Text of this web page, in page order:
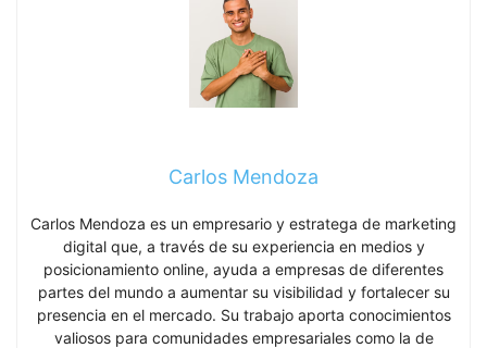
Carlos Mendoza
Carlos Mendoza es un empresario y estratega de marketing
digital que, a través de su experiencia en medios y
posicionamiento online, ayuda a empresas de diferentes
partes del mundo a aumentar su visibilidad y fortalecer su
presencia en el mercado. Su trabajo aporta conocimientos
valiosos para comunidades empresariales como la de